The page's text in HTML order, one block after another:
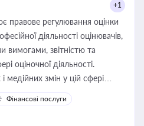
+1
правове регулювання оцінки
діяльності оцінювачів,
вимогами, звітністю та
оціночної діяльності.
медійних змін у цій сфері
керівника, юриста або
приватизації, оренди
угод і перевірки
Фінансові послуги